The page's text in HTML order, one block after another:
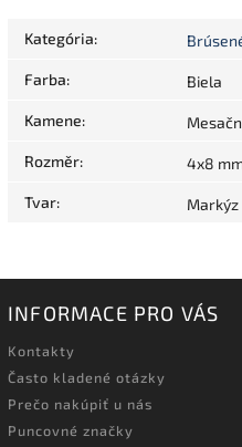
Kategória:
Farba: Biela
Kamene:
Rozměr: 4x8
Tvar: Markýz
INFORMACE PRO VÁS
Kontakty
Často kladené otázky
Prečo nakúpiť u nás
Puncovné značky